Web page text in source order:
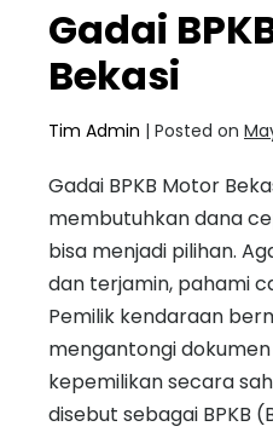
Gadai
Bekasi
Tim Admin | Posted on
Gadai BPKB Motor
membutuhkan dana
bisa menjadi pilihan.
dan terjamin, pahami
Pemilik kendaraan
mengantongi
kepemilikan secara
disebut sebagai BPKB